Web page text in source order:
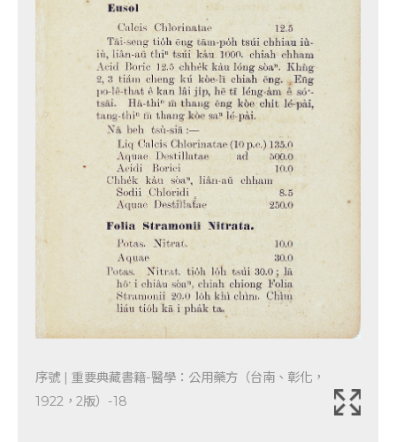
序號 | 重要典藏書籍-醫學：公用藥方（台南、彰化，
1922，2版）-18